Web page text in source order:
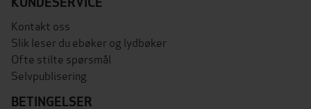
Kontakt oss
Slik leser du ebøker og lydbøker
Ofte stilte spørsmål
Selvpublisering
BETINGELSER